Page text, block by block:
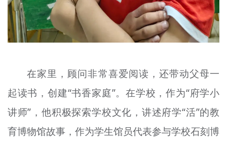
在家里，顾问非常喜爱阅读，还带动父母一
起读书，创建“书香家庭”。在学校，作为“府学小
讲师”，他积极探索学校文化，讲述府学“活”的教
育博物馆故事，作为学生馆员代表参与学校石刻博